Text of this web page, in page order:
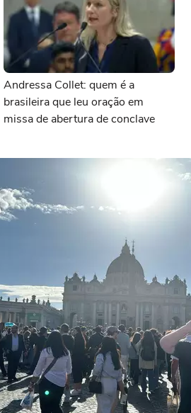
Andressa Collet: quem é a
brasileira que leu oração em
missa de abertura de conclave